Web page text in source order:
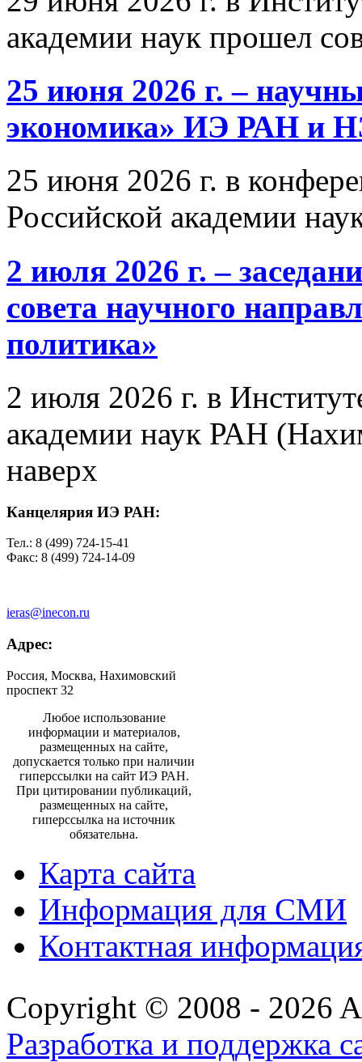
академии наук прошел
25 июня 2026 г. –
экономика» ИЭ РАН и
25 июня 2026 г. в
Российской академии
2 июля 2026 г. –
совета научного
политика»
2 июля 2026 г. в
академии наук РАН
наверх
Канцелярия ИЭ РАН:
Тел.: 8 (499) 724-15-41
Факс: 8 (499) 724-14-09
ieras@inecon.ru
Адрес:
Россия, Москва, Нахимовский
проспект 32
Любое использование
информации и материалов,
размещенных на сайте,
допускается только при наличии
гиперссылки на сайт ИЭ РАН.
При цитировании публикаций,
размещенных на сайте,
гиперссылка на источник
обязательна.
Карта сайта
Информация для СМИ
Контактная
Copyright © 2008 - 2026
Разработка и поддержка